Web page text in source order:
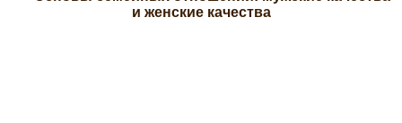
и женские качества